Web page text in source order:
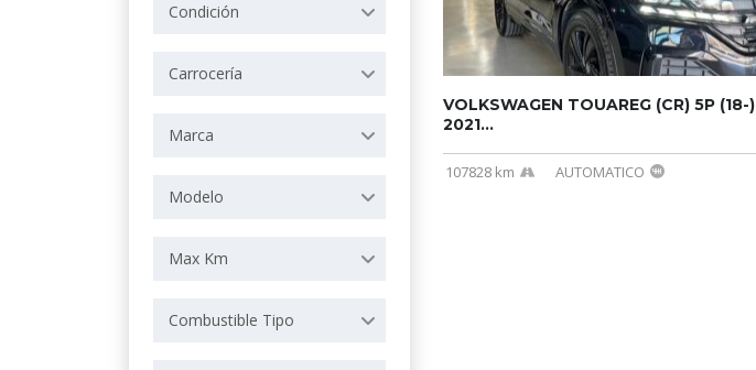
Condición
Carrocería
Marca
Modelo
Max Km
Combustible Tipo
VOLKSWAGEN TOUAREG (CR) 5P (18-)
2021...
107828 km AUTOMATICO